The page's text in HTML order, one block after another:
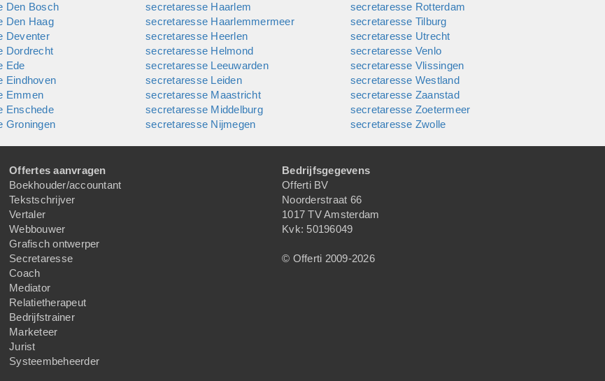
Den Bosch
Den Haag
Deventer
Dordrecht
Ede
Eindhoven
Emmen
Enschede
Groningen
secretaresse Haarlem
secretaresse Haarlemmermeer
secretaresse Heerlen
secretaresse Helmond
secretaresse Leeuwarden
secretaresse Leiden
secretaresse Maastricht
secretaresse Middelburg
secretaresse Nijmegen
secretaresse Rotterdam
secretaresse Tilburg
secretaresse Utrecht
secretaresse Venlo
secretaresse Vlissingen
secretaresse Westland
secretaresse Zaanstad
secretaresse Zoetermeer
secretaresse Zwolle
Offertes aanvragen
Boekhouder/accountant
Tekstschrijver
Vertaler
Webbouwer
Grafisch ontwerper
Secretaresse
Coach
Mediator
Relatietherapeut
Bedrijfstrainer
Marketeer
Jurist
Systeembeheerder
Bedrijfsgegevens
Offerti BV
Noorderstraat 66
1017 TV Amsterdam
Kvk: 50196049
© Offerti 2009-2026